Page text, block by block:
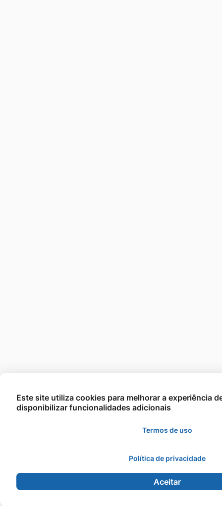
Este site utiliza cookies para melhorar a experiência
disponibilizar funcionalidades adicionais
Termos de uso
Política de privacidade
Aceitar